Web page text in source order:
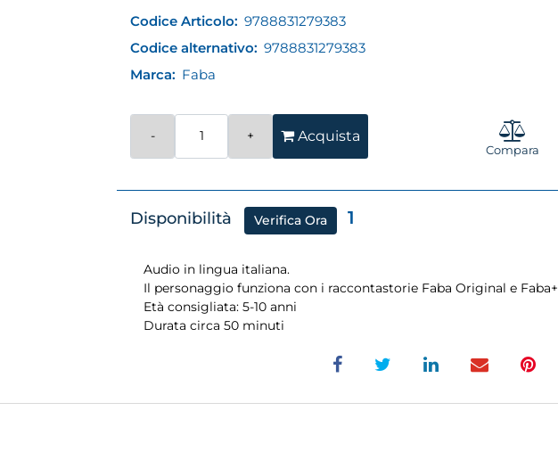
Codice Articolo: 9788831279383
Codice alternativo: 9788831279383
Marca: Faba
Acquista
Compara
Disponibilità Verifica Ora 1
Audio in lingua italiana.
Il personaggio funziona con i raccontastorie Faba Original e Faba+
Età consigliata: 5-10 anni
Durata circa 50 minuti